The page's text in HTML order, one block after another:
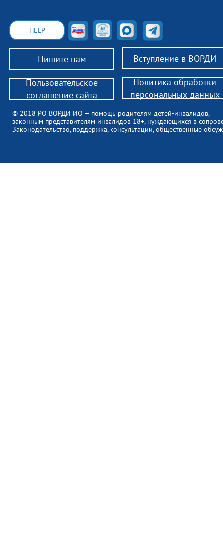
Пишите нам Вступление в ВОРДИ
© 2018 РО ВОРДИ ИО — помощь родителям детей-инвалидов,
законным представителям инвалидов 18+, нуждающихся в
Законодательство, поддержка, консультации, общественные
HELP
Пользовательское
соглашение сайта
Политика обработки
персональных данных